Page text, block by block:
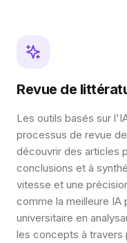
Revue de
Les outils basés sur
processus de revue
découvrir des articles
conclusions et à
vitesse et une
comme la meilleure IA
universitaire en
les concepts à travers